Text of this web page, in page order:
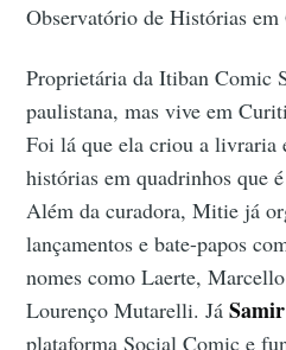
Observatório de Histórias em
Proprietária da Itiban Comic
paulistana, mas vive em
Foi lá que ela criou a livraria
histórias em quadrinhos que
Além da curadora, Mitie já
lançamentos e bate-papos
nomes como Laerte,
Lourenço Mutarelli. Já
plataforma Social Comic e